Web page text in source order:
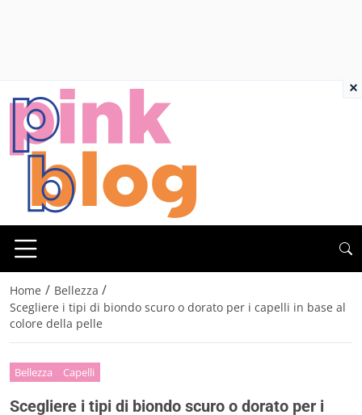
Home / Bellezza /
Scegliere i tipi di biondo scuro o dorato per i capelli in base al
colore della pelle
Bellezza Capelli
Scegliere i tipi di biondo scuro o dorato per i
×